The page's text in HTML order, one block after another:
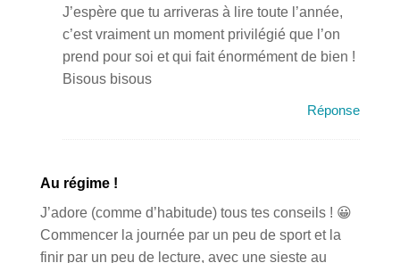
J’espère que tu arriveras à lire toute l’année,
c’est vraiment un moment privilégié que l’on
prend pour soi et qui fait énormément de bien !
Bisous bisous
Réponse
Au régime !
J’adore (comme d’habitude) tous tes conseils ! 😀
Commencer la journée par un peu de sport et la
finir par un peu de lecture, avec une sieste au